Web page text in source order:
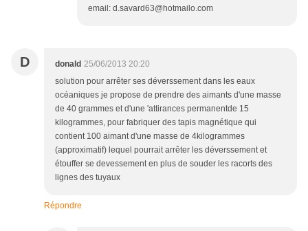
email: d.savard63@hotmailo.com
D donald 25/06/2013 20:20
solution pour arrêter ses déverssement dans les eaux
océaniques je propose de prendre des aimants d'une masse
de 40 grammes et d'une 'attirances permanentde 15
kilogrammes, pour fabriquer des tapis magnétique qui
contient 100 aimant d'une masse de 4kilogrammes
(approximatif) lequel pourrait arrêter les déverssement et
étouffer se devessement en plus de souder les racorts des
lignes des tuyaux
Répondre